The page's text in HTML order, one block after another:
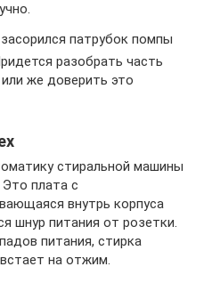
патрубок помпы
разобрать часть
же доверить это
стиральной машины
Это плата с
внутрь корпуса
шнур питания от розетки.
питания, стирка
на отжим.